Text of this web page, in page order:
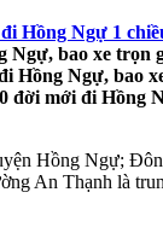
Hồng Ngự 1
Ngự, bao xe trọn
Hồng Ngự, bao
đời mới đi Hồng
Hồng Ngự;
An Thạnh là